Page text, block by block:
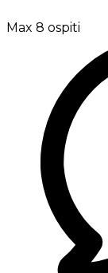
Max 8 ospiti